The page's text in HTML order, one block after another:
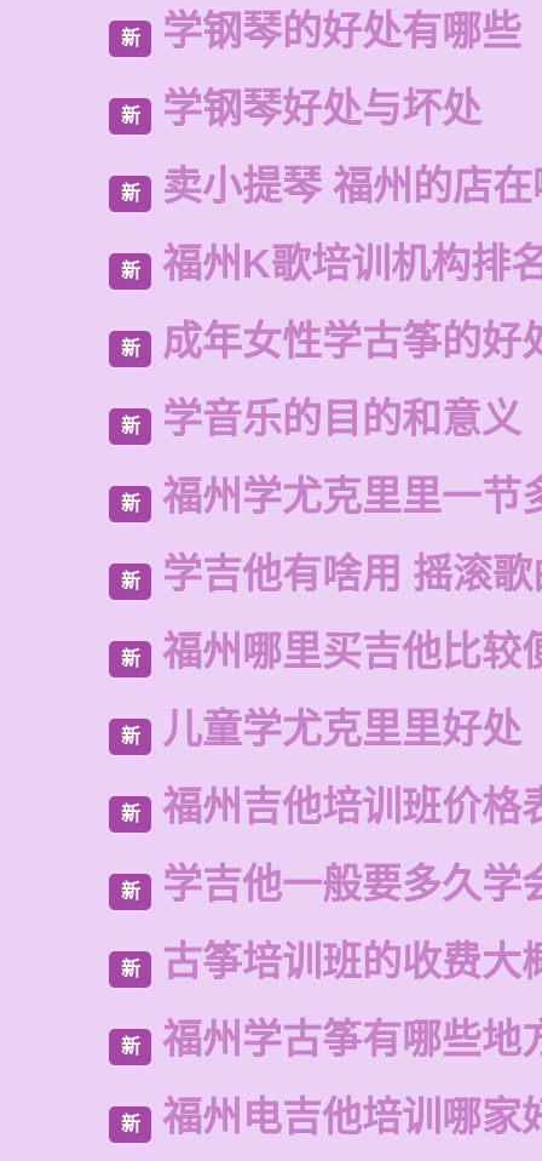
新 学钢琴的好处有哪些
新 学钢琴好处与坏处
新 卖小提琴 福州的店
新 福州K歌培训机构排
新 成年女性学古筝的好
新 学音乐的目的和意义
新 福州学尤克里里一节
新 学吉他有啥用 摇滚歌
新 福州哪里买吉他比较
新 儿童学尤克里里好处
新 福州吉他培训班价格
新 学吉他一般要多久学
新 古筝培训班的收费大
新 福州学古筝有哪些地
新 福州电吉他培训哪家